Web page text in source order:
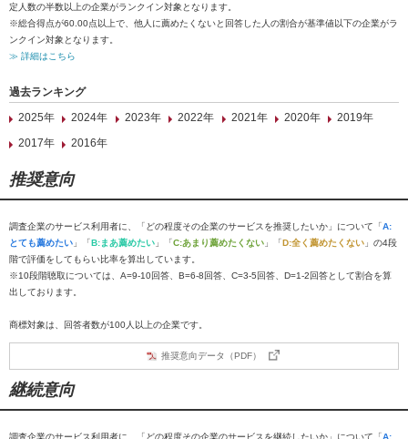
定人数の半数以上の企業がランクイン対象となります。
※総合得点が60.00点以上で、他人に薦めたくないと回答した人の割合が基準値以下の企業がラ
ンクイン対象となります。
≫ 詳細はこちら
過去ランキング
2025年
2024年 2023年 2022年 2021年 2020年
2019年
2017年
2016年
推奨意向
調査企業のサービス利用者に、「どの程度その企業のサービスを推奨したいか」について「A:
とても薦めたい 」「B:まあ薦めたい 」「C:あまり薦めたくない 」「D:全く薦めたくない 」の4段
階で評価をしてもらい比率を算出しています。
※10段階聴取については、A=9-10回答、B=6-8回答、C=3-5回答、D=1-2回答として割合を算
出しております。
商標対象は、回答者数が100人以上の企業です。
推奨意向データ（PDF）
継続意向
調査企業のサービス利用者に、「どの程度その企業のサービスを継続したいか」について「A: